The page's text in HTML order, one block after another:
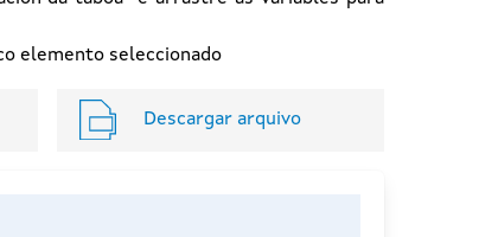
elemento seleccionado
Descargar arquivo